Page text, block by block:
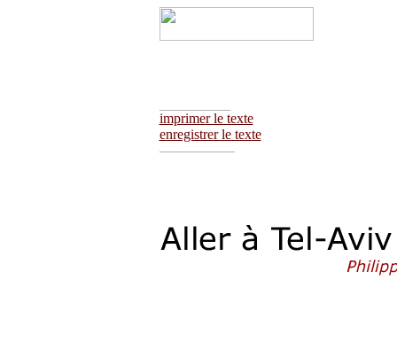
imprimer le texte
enregistrer le texte